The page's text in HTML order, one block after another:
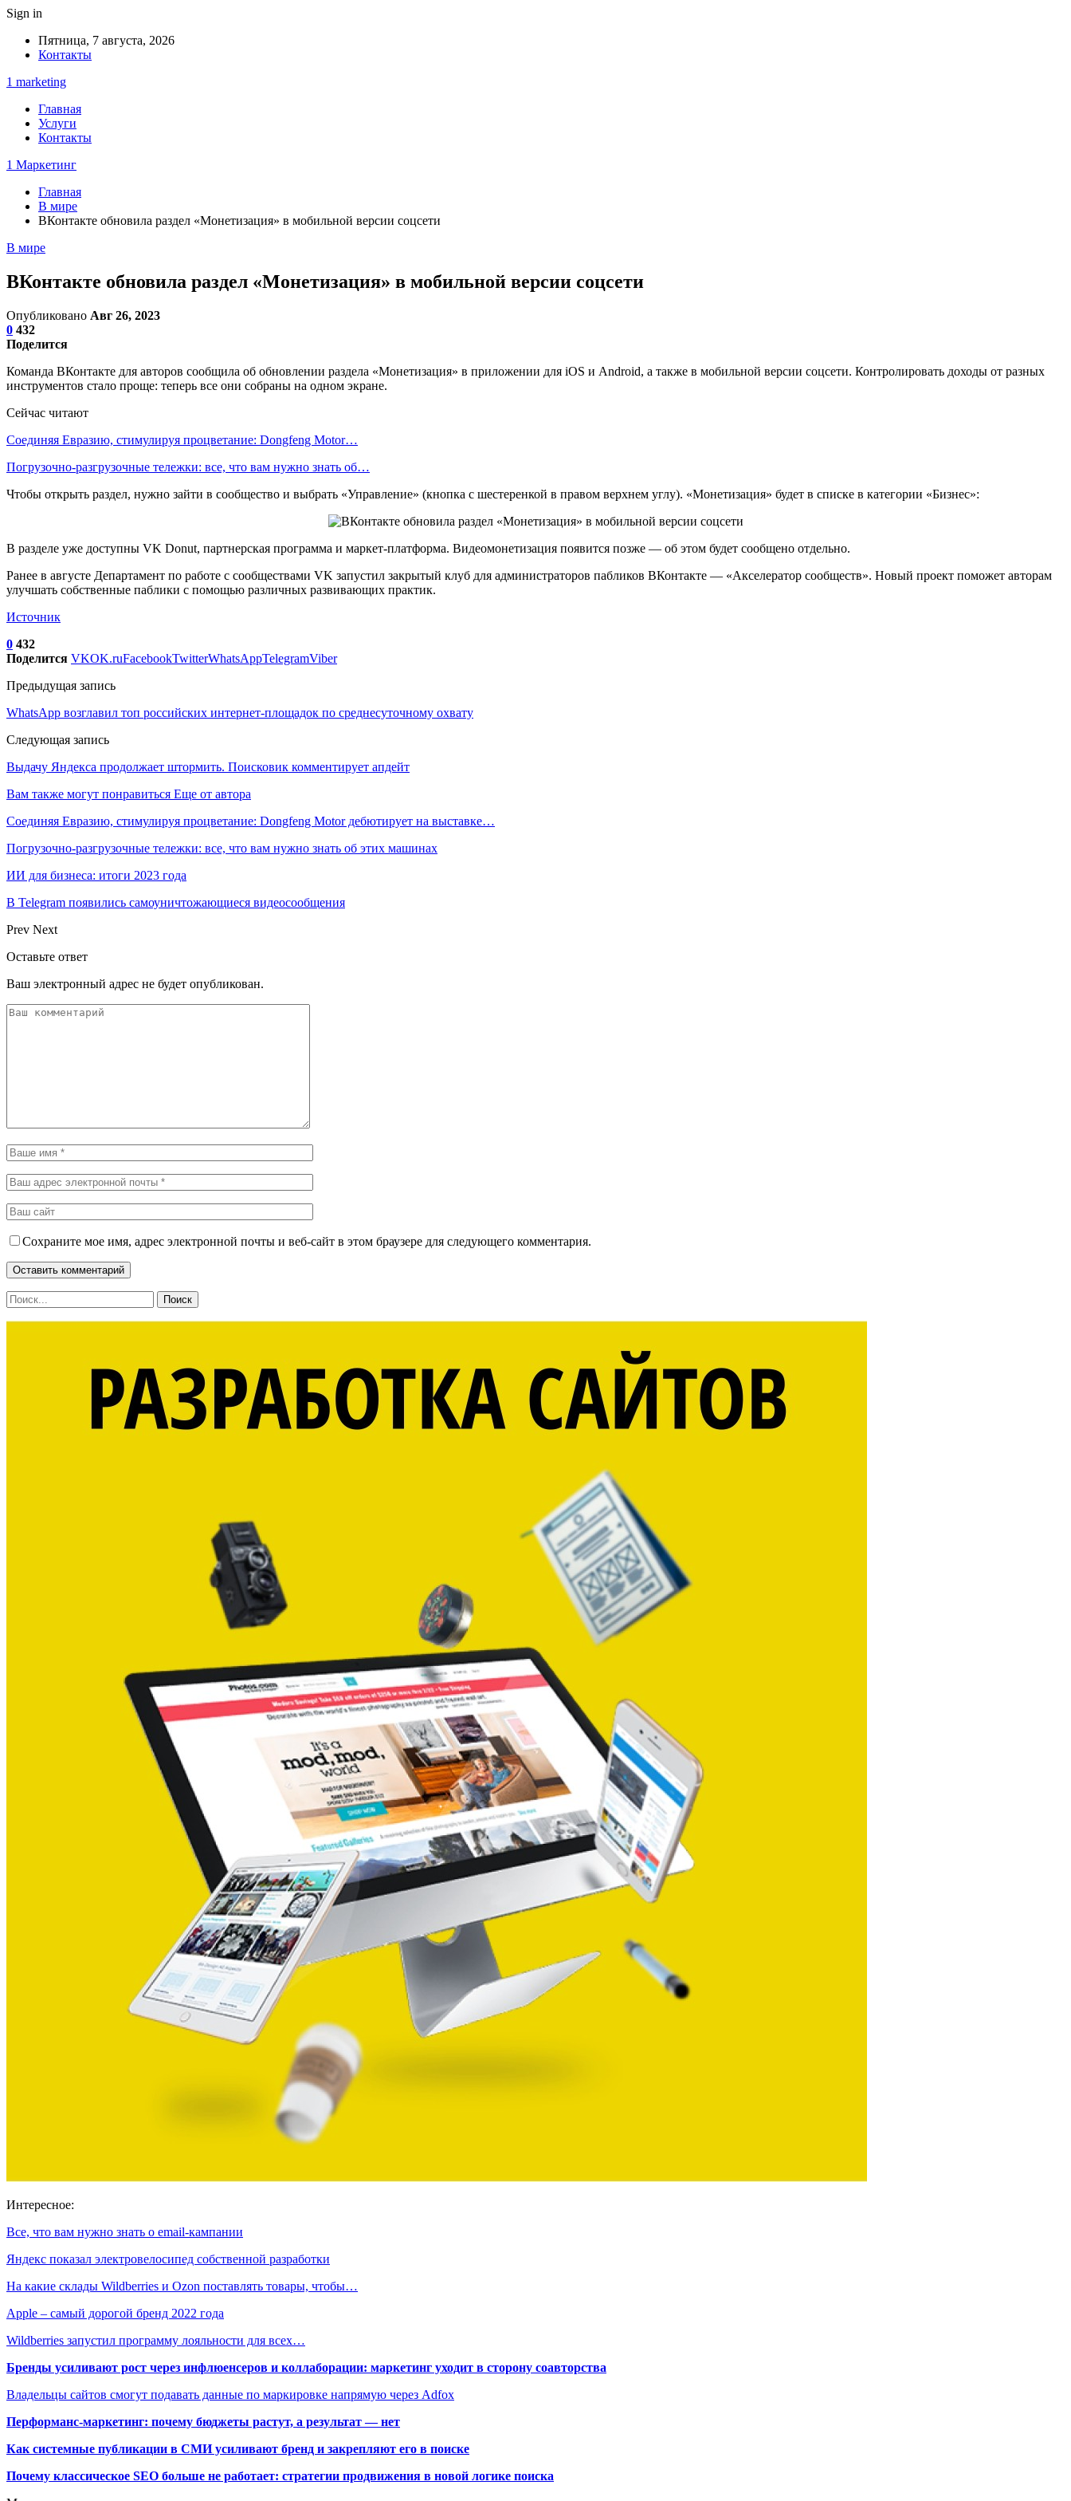
Sign in
Пятница, 7 августа, 2026
Контакты
1 marketing
Главная
Услуги
Контакты
1 Маркетинг
Главная
В мире
ВКонтакте обновила раздел «Монетизация» в мобильной версии соцсети
В мире
ВКонтакте обновила раздел «Монетизация» в мобильной версии соцсети
Опубликовано Авг 26, 2023
0 432
Поделится
Команда ВКонтакте для авторов сообщила об обновлении раздела «Монетизация» в приложении для iOS и Android, а также в мобильной версии соцсети. Контролировать доходы от разных
инструментов стало проще: теперь все они собраны на одном экране.
Сейчас читают
Соединяя Евразию, стимулируя процветание: Dongfeng Motor…
Погрузочно-разгрузочные тележки: все, что вам нужно знать об…
Чтобы открыть раздел, нужно зайти в сообщество и выбрать «Управление» (кнопка с шестеренкой в правом верхнем углу). «Монетизация» будет в списке в категории «Бизнес»:
В разделе уже доступны VK Donut, партнерская программа и маркет-платформа. Видеомонетизация появится позже — об этом будет сообщено отдельно.
Ранее в августе Департамент по работе с сообществами VK запустил закрытый клуб для администраторов пабликов ВКонтакте — «Акселератор сообществ». Новый проект поможет авторам
улучшать собственные паблики с помощью различных развивающих практик.
Источник
0 432
Поделится VKOK.ruFacebookTwitterWhatsAppTelegramViber
Предыдущая запись
WhatsApp возглавил топ российских интернет-площадок по среднесуточному охвату
Следующая запись
Выдачу Яндекса продолжает штормить. Поисковик комментирует апдейт
Вам также могут понравиться Еще от автора
Соединяя Евразию, стимулируя процветание: Dongfeng Motor дебютирует на выставке…
Погрузочно-разгрузочные тележки: все, что вам нужно знать об этих машинах
ИИ для бизнеса: итоги 2023 года
В Telegram появились самоуничтожающиеся видеосообщения
Prev Next
Оставьте ответ
Ваш электронный адрес не будет опубликован.
Сохраните мое имя, адрес электронной почты и веб-сайт в этом браузере для следующего комментария.
Интересное:
Все, что вам нужно знать о email-кампании
Яндекс показал электровелосипед собственной разработки
На какие склады Wildberries и Ozon поставлять товары, чтобы…
Apple – самый дорогой бренд 2022 года
Wildberries запустил программу лояльности для всех…
Бренды усиливают рост через инфлюенсеров и коллаборации: маркетинг уходит в сторону соавторства
Владельцы сайтов смогут подавать данные по маркировке напрямую через Adfox
Перформанс-маркетинг: почему бюджеты растут, а результат — нет
Как системные публикации в СМИ усиливают бренд и закрепляют его в поиске
Почему классическое SEO больше не работает: стратегии продвижения в новой логике поиска